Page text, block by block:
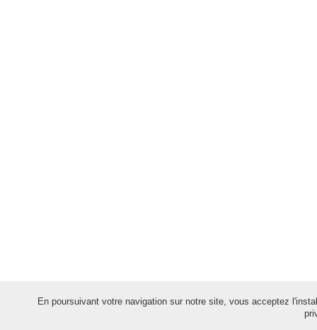
En poursuivant votre navigation sur notre site, vous acceptez